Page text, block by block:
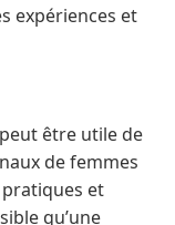
expériences et
être utile de
de femmes
pratiques et
qu’une